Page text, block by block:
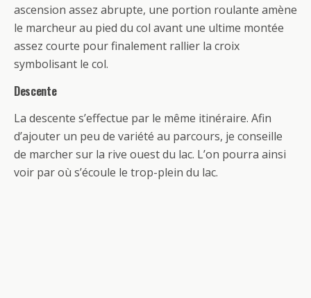
ascension assez abrupte, une portion roulante amène
le marcheur au pied du col avant une ultime montée
assez courte pour finalement rallier la croix
symbolisant le col.
Descente
La descente s’effectue par le même itinéraire. Afin
d’ajouter un peu de variété au parcours, je conseille
de marcher sur la rive ouest du lac. L’on pourra ainsi
voir par où s’écoule le trop-plein du lac.